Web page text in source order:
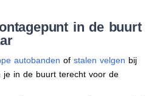
in de buurt
autobanden of stalen velgen bij
je in de buurt terecht voor de